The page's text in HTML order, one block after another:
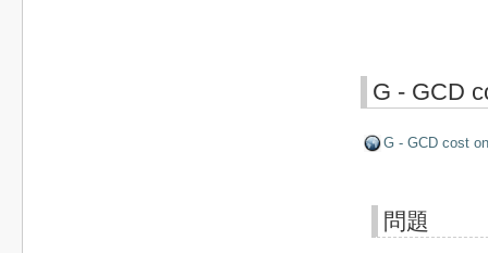
G - GCD
G - GCD cost
問題